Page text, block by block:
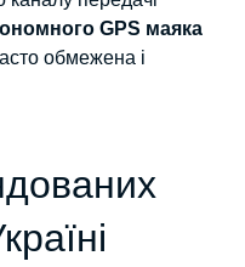
GPS маяка
обмежена і